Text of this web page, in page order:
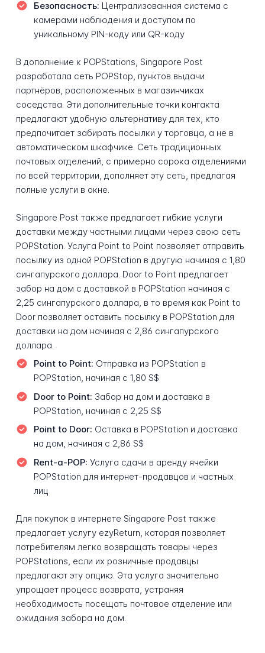
Безопасность: Централизованная система с
камерами наблюдения и доступом по
уникальному PIN-коду или QR-коду
В дополнение к POPStations, Singapore Post
разработала сеть POPStop, пунктов выдачи
партнёров, расположенных в магазинчиках
соседства. Эти дополнительные точки контакта
предлагают удобную альтернативу для тех, кто
предпочитает забирать посылки у торговца, а не в
автоматическом шкафчике. Сеть традиционных
почтовых отделений, с примерно сорока отделениями
по всей территории, дополняет эту сеть, предлагая
полные услуги в окне.
Singapore Post также предлагает гибкие услуги
доставки между частными лицами через свою сеть
POPStation. Услуга Point to Point позволяет отправить
посылку из одной POPStation в другую начиная с 1,80
сингапурского доллара. Door to Point предлагает
забор на дом с доставкой в POPStation начиная с
2,25 сингапурского доллара, в то время как Point to
Door позволяет оставить посылку в POPStation для
доставки на дом начиная с 2,86 сингапурского
доллара.
Point to Point: Отправка из POPStation в
POPStation, начиная с 1,80 S$
Door to Point: Забор на дом и доставка в
POPStation, начиная с 2,25 S$
Point to Door: Оставка в POPStation и доставка
на дом, начиная с 2,86 S$
Rent-a-POP: Услуга сдачи в аренду ячейки
POPStation для интернет-продавцов и частных
лиц
Для покупок в интернете Singapore Post также
предлагает услугу ezyReturn, которая позволяет
потребителям легко возвращать товары через
POPStations, если их розничные продавцы
предлагают эту опцию. Эта услуга значительно
упрощает процесс возврата, устраняя
необходимость посещать почтовое отделение или
ожидания забора на дом.